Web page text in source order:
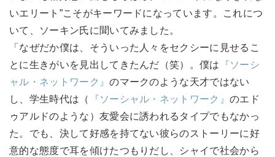
いエリート”こそがキーワードになっています。これにつ
いて、ソーキン氏に聞いてみました。
「なぜだか僕は、そういった人々をセクシーに見せるこ
とに生きがいを見出してきたんだ（笑）。僕は
『ソーシ
ャル・ネットワーク』のマークのような天才ではない
し、学生時代は（
『ソーシャル・ネットワーク』のエド
ゥアルドのような）友愛会に誘われるタイプでもなかっ
た。でも、決して好感を持てない彼らのストーリーに好
意的な態度で耳を傾けたつもりだし、シャイで社会から